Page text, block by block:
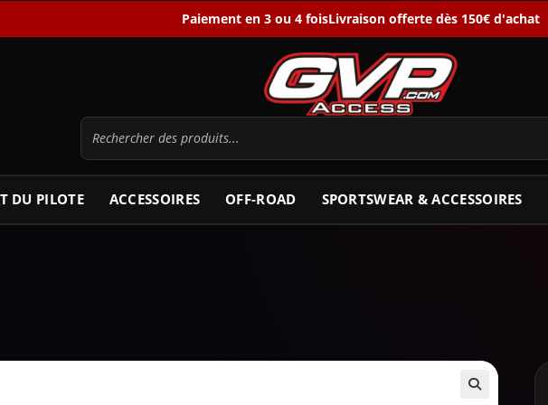
Paiement en 3 ou 4 foisLivraison offerte dès 150€ d'achat
DU PILOTE ACCESSOIRES OFF-ROAD SPORTSWEAR & ACCESSOIRES